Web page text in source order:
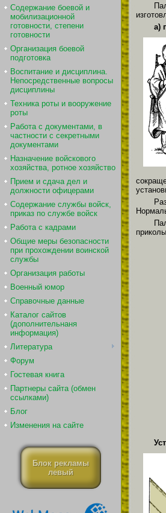
Содержание боевой и
мобилизационной
готовности, степени
готовности
Организация боевой
подготовка
Воспитание и дисциплина.
Непосредственные вопросы
дисциплины
Техника роты и вооружение
роты
Работа с документами, в
частности с секретными
документами
Назначение войскового
хозяйства, ротное хозяйство
Прием и сдача дел и
должности офицерами
Содержание службы войск,
приказ по службе войск
Работа с кадрами
Общие меры безопасности
при прохождении воинской
службы
Организация работы
Военный юмор
Справочные данные
Каталог сайтов
(дополнительнаня
информация)
Литература
Форум
Гостевая книга
Партнеры сайта (обмен
ссылками)
Блог
Изменения на сайте
Блок рекламы
левый
а)